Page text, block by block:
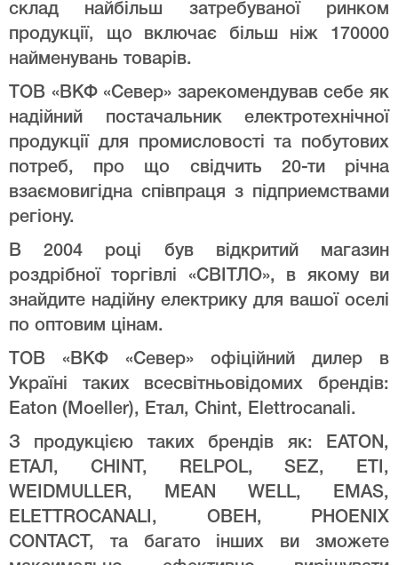
склад найбільш затребуваної ринком
продукції, що включає більш ніж 170000
найменувань товарів.
ТОВ «ВКФ «Север» зарекомендував себе як
надійний постачальник електротехнічної
продукції для промисловості та побутових
потреб, про що свідчить 20-ти річна
взаємовигідна співпраця з підприемствами
регіону.
В 2004 році був відкритий магазин
роздрібної торгівлі «СВІТЛО», в якому ви
знайдите надійну електрику для вашої оселі
по оптовим цінам.
ТОВ «ВКФ «Север» офіційний дилер в
Україні таких всесвітньовідомих брендів:
Eaton (Moeller), Етал, Chint, Elettrocanali.
З продукцією таких брендів як: EATON,
ЕТАЛ, CHINT, RELPOL, SEZ, ETI,
WEIDMULLER, MEAN WELL, EMAS,
ELETTROCANALI, ОВЕН, PHOENIX
CONTACT, та багато інших ви зможете